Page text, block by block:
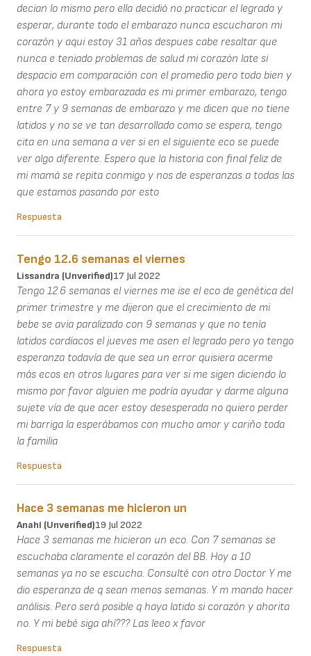
decian lo mismo pero ella decidió no practicar el legrado y
esperar, durante todo el embarazo nunca escucharon mi
corazón y aqui estoy 31 años despues cabe resaltar que
nunca e teniado problemas de salud mi corazón late si
despacio em comparación con el promedio pero todo bien y
ahora yo estoy embarazada es mi primer embarazo, tengo
entre 7 y 9 semanas de embarazo y me dicen que no tiene
latidos y no se ve tan desarrollado como se espera, tengo
cita en una semana a ver si en el siguiente eco se puede
ver algo diferente. Espero que la historia con final feliz de
mi mamá se repita conmigo y nos de esperanzas a todas las
que estamos pasando por esto
Respuesta
Tengo 12.6 semanas el viernes
Lissandra (unverified)17 Jul 2022
Tengo 12.6 semanas el viernes me ise el eco de genética del
primer trimestre y me dijeron que el crecimiento de mi
bebe se avia paralizado con 9 semanas y que no tenía
latidos cardíacos el jueves me asen el legrado pero yo tengo
esperanza todavía de que sea un error quisiera acerme
más ecos en otros lugares para ver si me sigen diciendo lo
mismo por favor alguien me podría ayudar y darme alguna
sujete vía de que acer estoy desesperada no quiero perder
mi barriga la esperábamos con mucho amor y cariño toda
la familia
Respuesta
Hace 3 semanas me hicieron un
Anahí (unverified)19 Jul 2022
Hace 3 semanas me hicieron un eco. Con 7 semanas se
escuchaba claramente el corazón del BB. Hoy a 10
semanas ya no se escucha. Consulté con otro Doctor Y me
dio esperanza de q sean menos semanas. Y m mando hacer
análisis. Pero será posible q haya latido si corazón y ahorita
no. Y mi bebé siga ahí??? Las leeo x favor
Respuesta